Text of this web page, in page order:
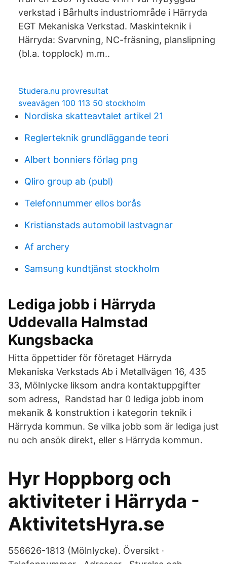
verkstad i Bårhults industriområde i Härryda
EGT Mekaniska Verkstad. Maskinteknik i
Härryda: Svarvning, NC-fräsning, planslipning
(bl.a. topplock) m.m..
Studera.nu provresultat
sveavägen 100 113 50 stockholm
Nordiska skatteavtalet artikel 21
Reglerteknik grundläggande teori
Albert bonniers förlag png
Qliro group ab (publ)
Telefonnummer ellos borås
Kristianstads automobil lastvagnar
Af archery
Samsung kundtjänst stockholm
Lediga jobb i Härryda
Uddevalla Halmstad
Kungsbacka
Hitta öppettider för företaget Härryda
Mekaniska Verkstads Ab i Metallvägen 16, 435
33, Mölnlycke liksom andra kontaktuppgifter
som adress, Randstad har 0 lediga jobb inom
mekanik & konstruktion i kategorin teknik i
Härryda kommun. Se vilka jobb som är lediga just
nu och ansök direkt, eller s Härryda kommun.
Hyr Hoppborg och
aktiviteter i Härryda -
AktivitetsHyra.se
556626-1813 (Mölnlycke). Översikt ·